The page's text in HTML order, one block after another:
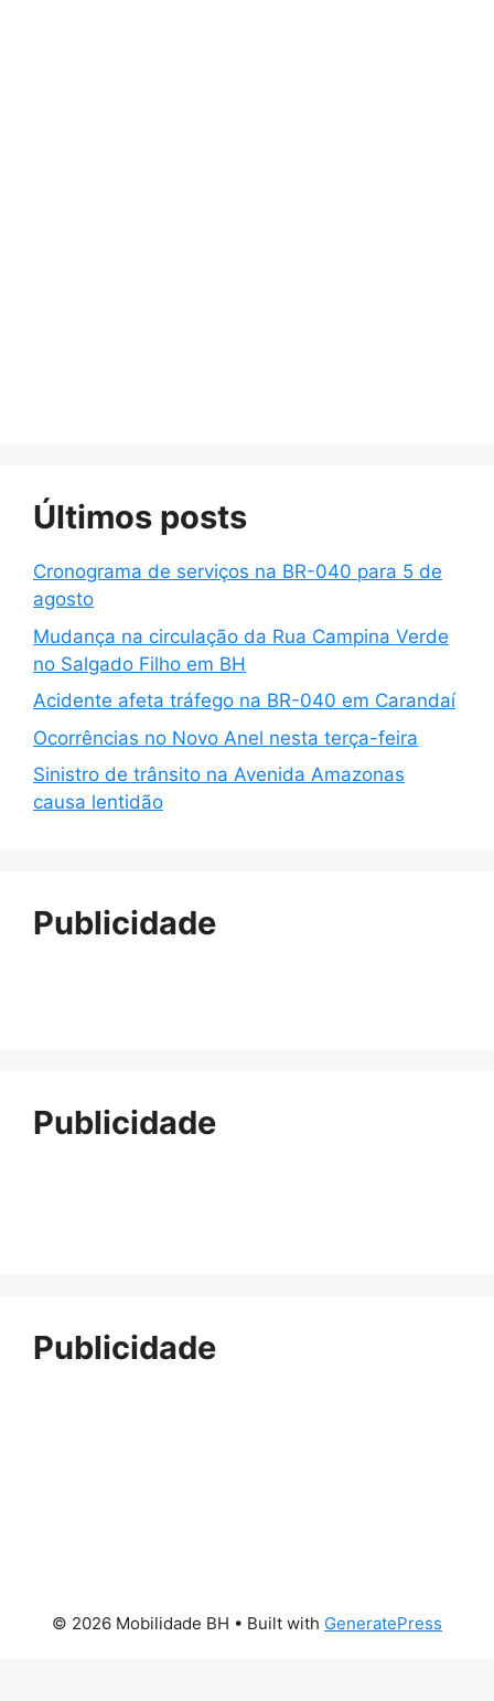
Últimos posts
Cronograma de serviços na BR-040 para 5 de
agosto
Mudança na circulação da Rua Campina Verde
no Salgado Filho em BH
Acidente afeta tráfego na BR-040 em Carandaí
Ocorrências no Novo Anel nesta terça-feira
Sinistro de trânsito na Avenida Amazonas
causa lentidão
Publicidade
Publicidade
Publicidade
© 2026 Mobilidade BH • Built with GeneratePress